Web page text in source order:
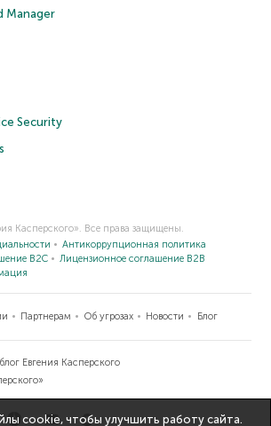
Manager
Security
Касперского». Все права защищены.
Антикоррупционная политика
B2C
Лицензионное соглашение B2B
Партнерам Об угрозах Новости Блог
Евгения Касперского
cookie, чтобы улучшить работу сайта.